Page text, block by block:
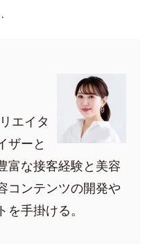
エイタ
ザーと
富な接客経験と美容
コンテンツの開発や
手掛ける。